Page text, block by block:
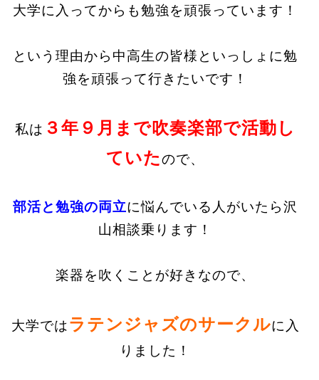
大学に入ってからも勉強を頑張っています！
という理由から中高生の皆様といっしょに勉
強を頑張って行きたいです！
私は ３年９月まで吹奏楽部で活動し
ていたので、
部活と勉強の両立に悩んでいる人がいたら沢
山相談乗ります！
楽器を吹くことが好きなので、
大学ではラテンジャズのサークルに入
りました！